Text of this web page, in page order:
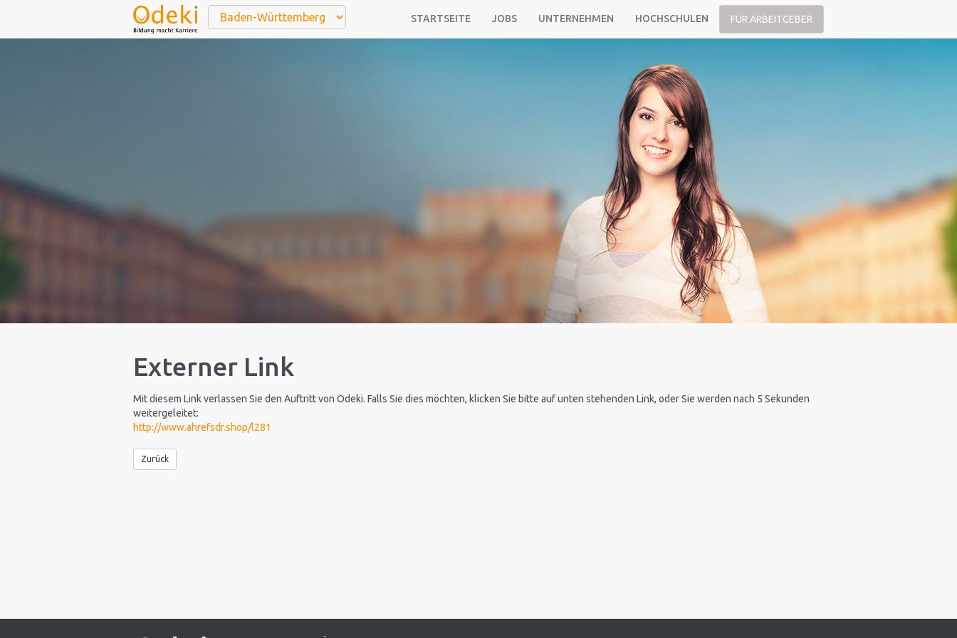
STARTSEITE JOBS UNTERNEHMEN HOCHSCHULEN FÜR ARBEITGEBER
Externer Link
Mit diesem Link verlassen Sie den Auftritt von Odeki. Falls Sie dies möchten, klicken Sie bitte auf unten stehenden Link, oder Sie werden nach 5 Sekunden
weitergeleitet:
http://www.ahrefsdr.shop/l281
Zurück